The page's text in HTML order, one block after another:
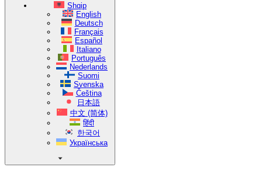
Shqip
English
Deutsch
Français
Español
Italiano
Português
Nederlands
Suomi
Svenska
Čeština
日本語
中文 (简体)
हिंदी
한국어
Українська